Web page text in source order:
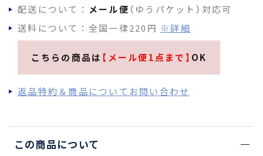
配送について： メール便 （ゆうパケット）対応可
送料について：全国一律220円 ※詳細
こちらの商品は 【メール便1点まで】 OK
返品特約＆商品についてお問い合わせ
この商品について